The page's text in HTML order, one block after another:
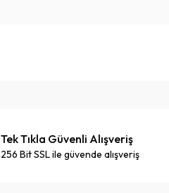
Tek Tıkla Güvenli Alışveriş
256 Bit SSL ile güvende alışveriş